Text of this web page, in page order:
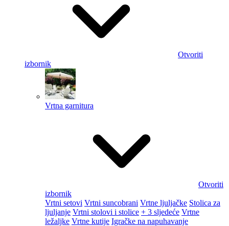
Otvoriti
izbornik
Vrtna garnitura
Otvoriti
izbornik
Vrtni setovi Vrtni suncobrani Vrtne ljuljačke Stolica za
ljuljanje Vrtni stolovi i stolice + 3 sljedeće Vrtne
ležaljke Vrtne kutije Igračke na napuhavanje